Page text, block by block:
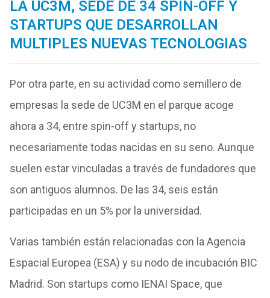
LA UC3M, SEDE DE 34 SPIN-OFF Y
STARTUPS QUE DESARROLLAN
MULTIPLES NUEVAS TECNOLOGIAS
Por otra parte, en su actividad como semillero de
empresas la sede de UC3M en el parque acoge
ahora a 34, entre spin-off y startups, no
necesariamente todas nacidas en su seno. Aunque
suelen estar vinculadas a través de fundadores que
son antiguos alumnos. De las 34, seis están
participadas en un 5% por la universidad.
Varias también están relacionadas con la Agencia
Espacial Europea (ESA) y su nodo de incubación BIC
Madrid. Son startups como IENAI Space, que